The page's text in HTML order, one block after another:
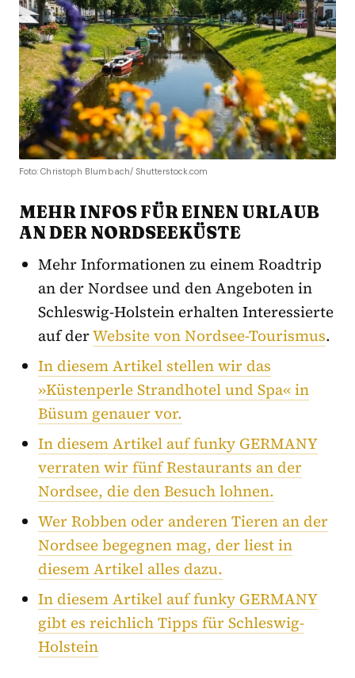
Foto: Christoph Blumbach/ Shutterstock.com
MEHR INFOS FÜR EINEN URLAUB
AN DER NORDSEEKÜSTE
Mehr Informationen zu einem Roadtrip
an der Nordsee und den Angeboten in
Schleswig-Holstein erhalten Interessierte
auf derWebsite von Nordsee-Tourismus.
In diesem Artikel stellen wir das
»Küstenperle Strandhotel und Spa« in
Büsum genauer vor.
In diesem Artikel auf funky GERMANY
verraten wir fünf Restaurants an der
Nordsee, die den Besuch lohnen.
Wer Robben oder anderen Tieren an der
Nordsee begegnen mag, der liest in
diesem Artikel alles dazu.
In diesem Artikel auf funky GERMANY
gibt es reichlich Tipps für Schleswig-
Holstein